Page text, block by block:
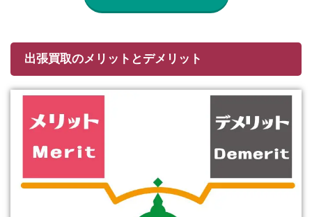
出張買取のメリットとデメリット